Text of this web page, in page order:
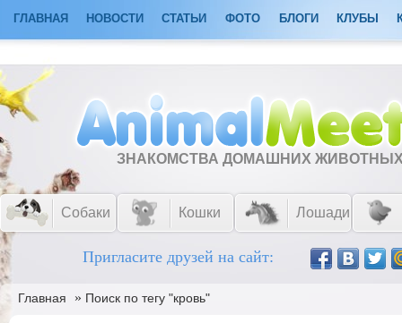
ГЛАВНАЯ НОВОСТИ СТАТЬИ ФОТО БЛОГИ КЛУБЫ
ЗНАКОМСТВА ДОМАШНИХ
Собаки Кошки Лошади
Пригласите друзей на сайт:
Главная » Поиск по тегу "кровь"